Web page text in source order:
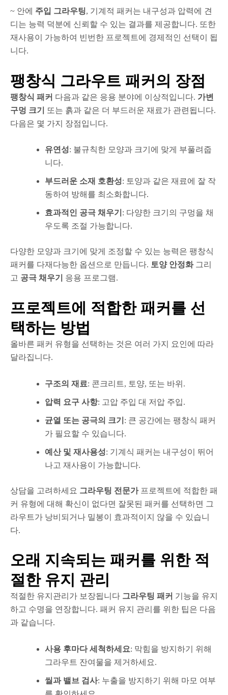
~ 안에 주입 그라우팅, 기계적 패커는 내구성과 압력에 견
디는 능력 덕분에 신뢰할 수 있는 결과를 제공합니다. 또한
재사용이 가능하여 빈번한 프로젝트에 경제적인 선택이 됩
니다.
팽창식 그라우트 패커의 장점
팽창식 패커 다음과 같은 응용 분야에 이상적입니다. 가변
구멍 크기
또는 흙과 같은 더 부드러운 재료가 관련됩니다.
다음은 몇 가지 장점입니다.
유연성: 불규칙한 모양과 크기에 맞게 부풀려줍
니다.
부드러운 소재 호환성: 토양과 같은 재료에 잘 작
동하여 방해를 최소화합니다.
효과적인 공극 채우기 : 다양한 크기의 구멍을 채
우도록 조절 가능합니다.
다양한 모양과 크기에 맞게 조정할 수 있는 능력은 팽창식
패커를 다재다능한 옵션으로 만듭니다. 토양 안정화그리
고 공극 채우기 응용 프로그램.
프로젝트에 적합한 패커를 선
택하는 방법
올바른 패커 유형을 선택하는 것은 여러 가지 요인에 따라
달라집니다.
구조의 재료: 콘크리트, 토양, 또는 바위.
압력 요구 사항: 고압 주입 대 저압 주입.
균열 또는 공극의 크기 : 큰 공간에는 팽창식 패커
가 필요할 수 있습니다.
예산 및 재사용성: 기계식 패커는 내구성이 뛰어
나고 재사용이 가능합니다.
상담을 고려하세요 그라우팅 전문가프로젝트에 적합한 패
커 유형에 대해 확신이 없다면 잘못된 패커를 선택하면 그
라우트가 낭비되거나 밀봉이 효과적이지 않을 수 있습니
다.
오래 지속되는 패커를 위한 적
절한 유지 관리
적절한 유지관리가 보장됩니다 그라우팅 패커 기능을 유지
하고 수명을 연장합니다. 패커 유지 관리를 위한 팁은 다음
과 같습니다.
사용 후마다 세척하세요: 막힘을 방지하기 위해
그라우트 잔여물을 제거하세요.
씰과 밸브 검사: 누출을 방지하기 위해 마모 여부